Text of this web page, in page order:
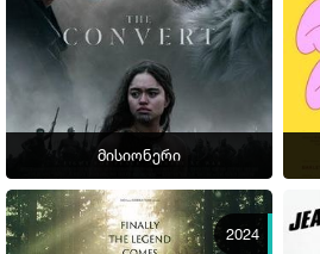
მისიონერი
2024